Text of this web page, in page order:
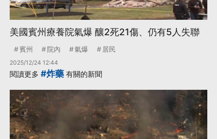
美國賓州療養院氣爆 釀2死21傷、仍有5人失聯
賓州 院內 氣爆 居民
2025/12/24 12:44
閱讀更多 #炸藥 有關的新聞